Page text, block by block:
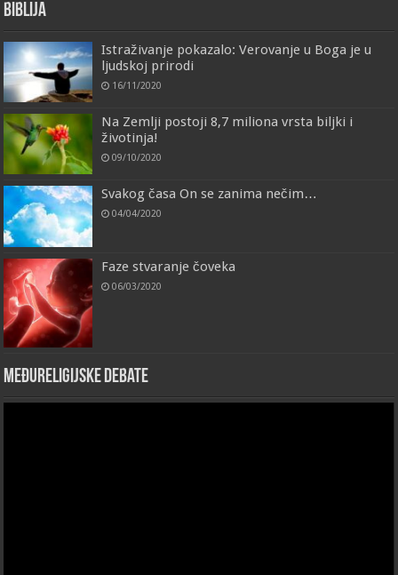
Biblija
Istraživanje pokazalo: Verovanje u Boga je u
ljudskoj prirodi
16/11/2020
Na Zemlji postoji 8,7 miliona vrsta biljki i
životinja!
09/10/2020
Svakog časa On se zanima nečim…
04/04/2020
Faze stvaranje čoveka
06/03/2020
Međureligijske debate